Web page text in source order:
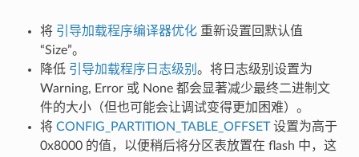
将 引导加载程序编译器优化重新设置回默认值
“Size”。
降低 引导加载程序日志级别 。将日志级别设置为
Warning, Error 或 None 都会显著减少最终二进制文
件的大小（但也可能会让调试变得更加困难）。
将 CONFIG_PARTITION_TABLE_OFFSET设置为高于
0x8000 的值，以便稍后将分区表放置在 flash 中，这